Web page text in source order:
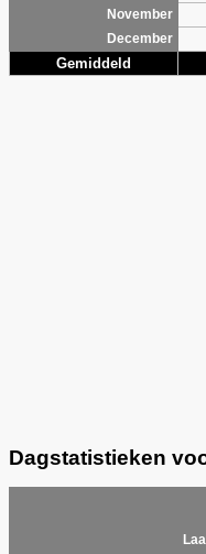
November
December
Gemiddeld
Dagstatistieken